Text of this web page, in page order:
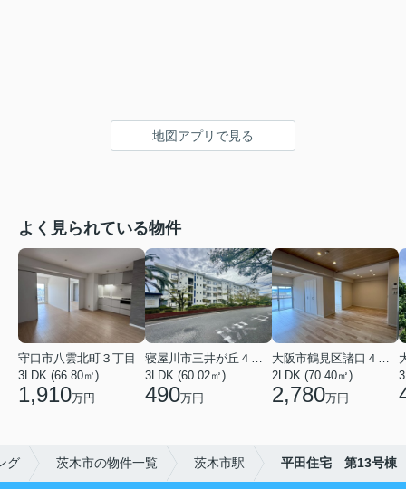
地図アプリで見る
よく見られている物件
守口市八雲北町３丁目
3LDK (66.80㎡)
1,910万円
3LDK (60.02㎡)
490万円
2LDK (70.40㎡)
2,780万円
グ 茨木市の物件一覧 茨木市駅 平田住宅 第13号棟